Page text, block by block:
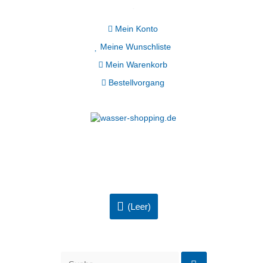
Mein Konto
Meine Wunschliste
Mein Warenkorb
Bestellvorgang
(Leer)